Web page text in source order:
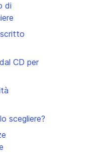
di
CD per
scegliere?